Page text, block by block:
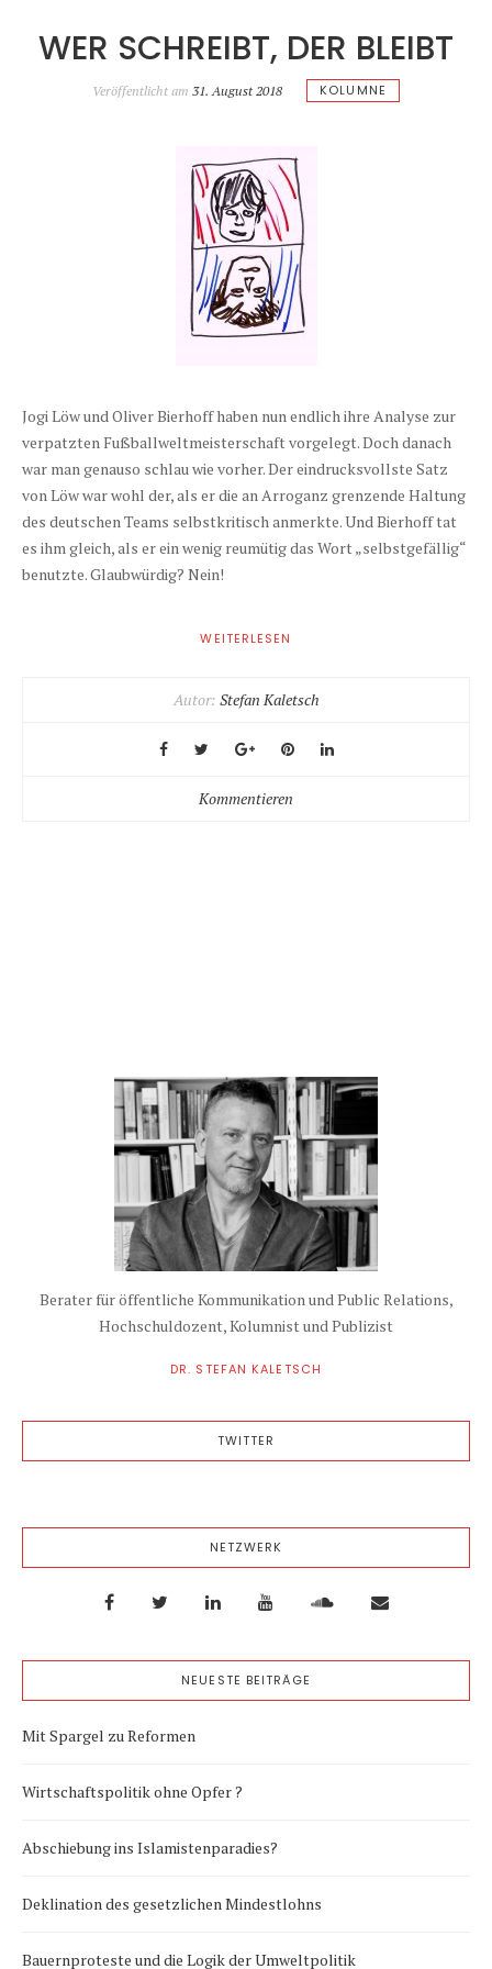
WER SCHREIBT, DER BLEIBT
Veröffentlicht am31. August 2018 KOLUMNE
Jogi Löw und Oliver Bierhoff haben nun endlich ihre Analyse zur
verpatzten Fußballweltmeisterschaft vorgelegt. Doch danach
war man genauso schlau wie vorher. Der eindrucksvollste Satz
von Löw war wohl der, als er die an Arroganz grenzende Haltung
des deutschen Teams selbstkritisch anmerkte. Und Bierhoff tat
es ihm gleich, als er ein wenig reumütig das Wort „selbstgefällig“
benutzte. Glaubwürdig? Nein!
WEITERLESEN
Autor: Stefan Kaletsch
Kommentieren
Berater für öffentliche Kommunikation und Public Relations,
Hochschuldozent, Kolumnist und Publizist
DR. STEFAN KALETSCH
TWITTER
NETZWERK
NEUESTE BEITRÄGE
Mit Spargel zu Reformen
Wirtschaftspolitik ohne Opfer ?
Abschiebung ins Islamistenparadies?
Deklination des gesetzlichen Mindestlohns
Bauernproteste und die Logik der Umweltpolitik